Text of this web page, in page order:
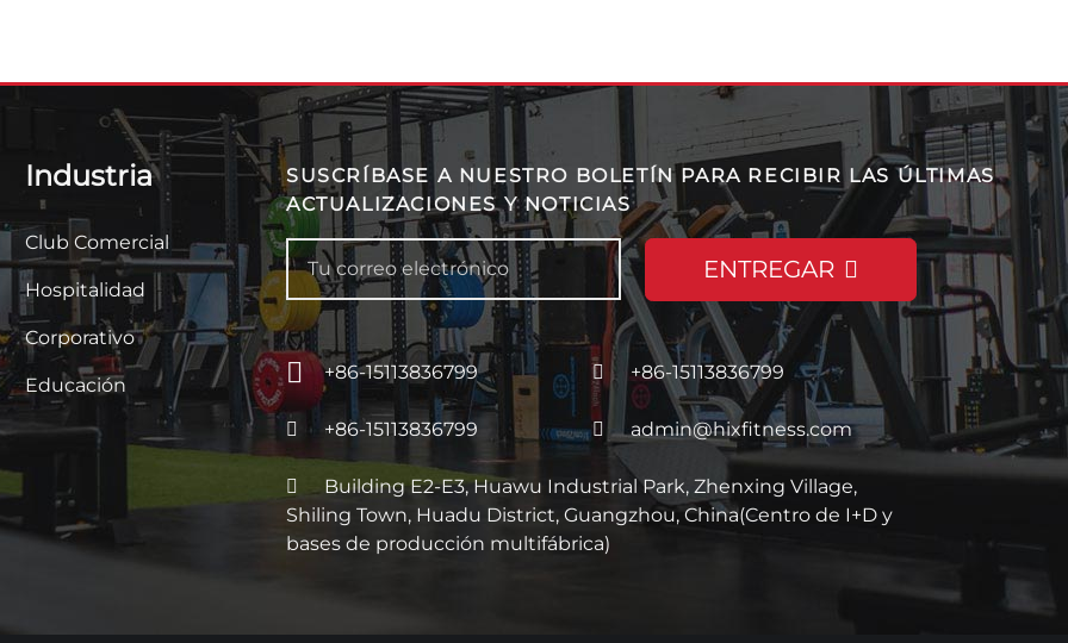
Industria
Club Comercial
Hospitalidad
Corporativo
Educación
SUSCRÍBASE A NUESTRO BOLETÍN PARA RECIBIR LAS ÚLTIMAS
ACTUALIZACIONES Y NOTICIAS
ENTREGAR
+86-15113836799 +86-15113836799
+86-15113836799 admin@hixfitness.com
Building E2-E3, Huawu Industrial Park, Zhenxing Village,
Shiling Town, Huadu District, Guangzhou, China(Centro de I+D y
bases de producción multifábrica)